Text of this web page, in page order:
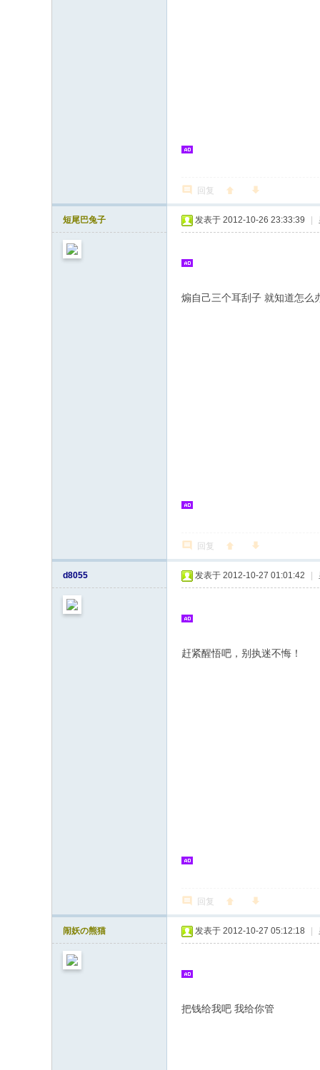
回复
短尾巴兔子 发表于 2012-10-26 23:33:39
煽自己三个耳刮子 就知道怎么
回复
d8055 发表于 2012-10-27 01:01:42
赶紧醒悟吧，别执迷不悔！
回复
闹妖の熊猫 发表于 2012-10-27 05:12:18
把钱给我吧 我给你管